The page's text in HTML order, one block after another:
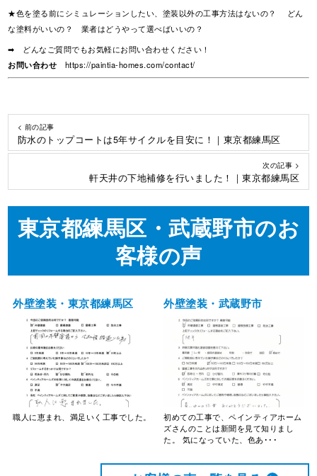
★色を塗る前にシミュレーションしたい、塗装以外の工事方法はないの？ どん
な塗料がいいの？ 業者はどうやって選べばいいの？
➡ どんなご質問でもお気軽にお問い合わせください！
お問い合わせ
https://paintia-homes.com/contact/
< 前の記事
防水のトップコートは5年サイクルを目安に！｜東京都練馬区
次の記事 >
軒天井の下地補修を行いました！｜東京都練馬区
東京都練馬区・武蔵野市のお
客様の声
外壁塗装・東京都練馬区
職人に恵まれ、満足いく工事でした。
外壁塗装・武蔵野市
初めての工事で、ペインティアホーム
ズさんのことは新聞を見て知りまし
た。 気になっていた、色あ･･･